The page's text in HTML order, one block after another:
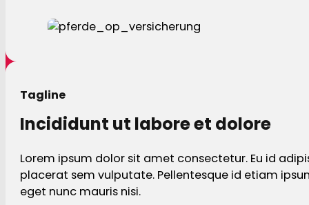
Tagline
Incididunt ut labore et dolore
Lorem ipsum dolor sit amet consectetur. Eu id
placerat sem vulputate. Pellentesque id etiam
eget nunc mauris nisi.